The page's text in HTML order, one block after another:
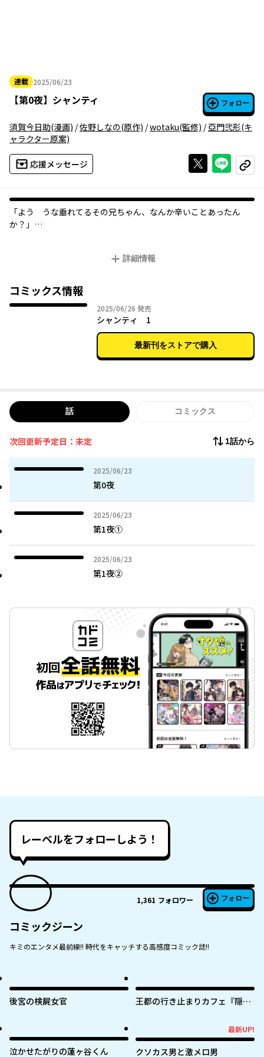
連載 2025/06/23
2025年06月23日
【第0夜】 シャンティ フォロー
須賀今日助(漫画) /佐野しなの(原作) /wotaku(監修) /亞門弐形(キ
ャラクター原案)
応援メッセージ Xで投稿する
ライン
コピー
「よう うな垂れてるその兄ちゃん、なんか辛いことあったん
か？」
ーク…その片隅で、少年・サンガは最愛の妹とふたりで貧しくも
しかし、そのささやかな幸福は、街を牛耳るマフィアの手によっ
て妹の命もろとも奪われ、サンガは失意のどん底に沈むことに。
そんな時、サンガに“シャンティ”という薬とともに手を差し伸べ
──穏やかで軽薄な笑みを浮かべる、ひとりの男。
大人気ボカロ楽曲から生まれ堕ちた衝撃のダーティ・ファンタジ
詳細情報
コミックス情報
2025/06/26 2025年06月26日
発売
シャンティ 1
最新刊をストアで購入
話 コミックス
次回更新予定日：未定 1話から
2025/06/23
2025年06月23日
第0夜
2025/06/23
2025年06月23日
第1夜①
2025/06/23
2025年06月23日
第1夜②
レーベルをフォローしよう！
1,361 フォロワー フォロー
コミックジーン
キミのエンタメ最前線!! 時代をキャッチする高感度コミック誌!!
後宮の検屍女官
王都の行き止まりカフェ『隠れ
た私の店に筆頭文官様がくつろ
ぎに来ます～
泣かせたがりの蓮ヶ谷くん
最新UP!
クソカス男と激メロ男